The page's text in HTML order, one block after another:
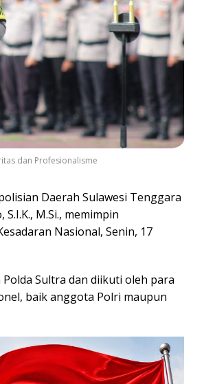
dan Profesionalisme
Daerah Sulawesi Tenggara
M.Si., memimpin
Nasional, Senin, 17
Sultra dan diikuti oleh para
baik anggota Polri maupun